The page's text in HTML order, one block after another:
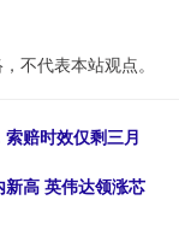
不代表本站观点。
赔时效仅剩三月
高 英伟达领涨芯